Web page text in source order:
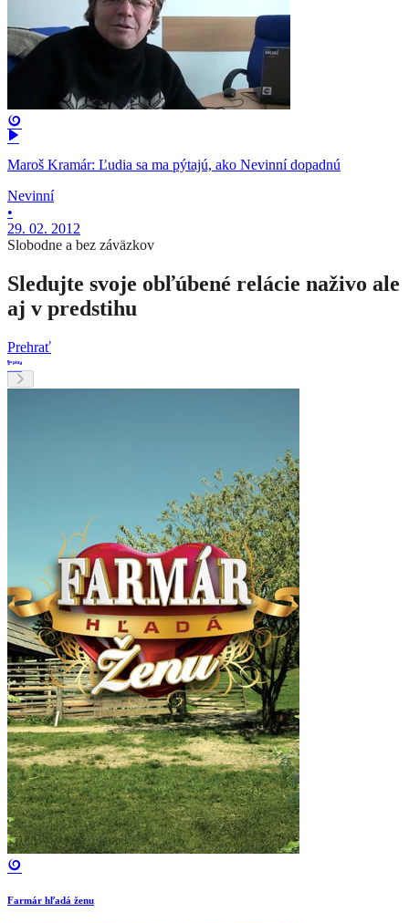
Maroš Kramár: Ľudia sa ma pýtajú, ako Nevinní dopadnú
Nevinní
•
29. 02. 2012
Slobodne a bez záväzkov
Sledujte svoje obľúbené relácie naživo ale
aj v predstihu
Prehrať
Farmár hľadá ženu